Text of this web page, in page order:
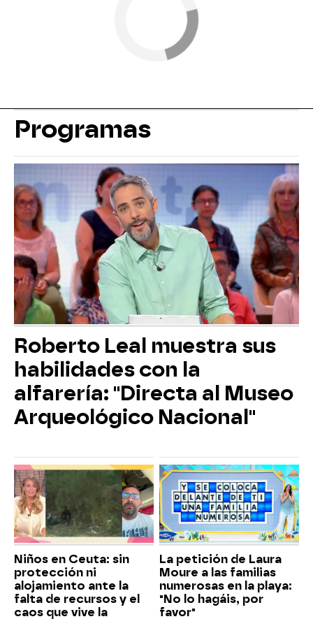
Programas
Roberto Leal muestra sus
habilidades con la
alfarería: "Directa al Museo
Arqueológico Nacional"
Niños en Ceuta: sin
protección ni
alojamiento ante la
falta de recursos y el
caos que vive la
La petición de Laura
Moure a las familias
numerosas en la playa:
"No lo hagáis, por
favor"